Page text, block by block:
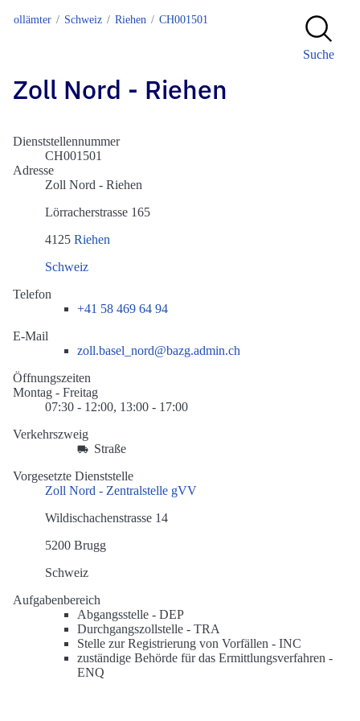
Zollämter Schweiz Riehen CH001501
Suche
Zoll Nord - Riehen
Dienststellennummer
CH001501
Adresse
Zoll Nord - Riehen
Lörracherstrasse 165
4125 Riehen
Schweiz
Telefon
+41 58 469 64 94
E-Mail
zoll.basel_nord@bazg.admin.ch
Öffnungszeiten
Montag - Freitag
07:30 - 12:00, 13:00 - 17:00
Verkehrszweig
Straße
Vorgesetzte Dienststelle
Zoll Nord - Zentralstelle gVV
Wildischachenstrasse 14
5200 Brugg
Schweiz
Aufgabenbereich
Abgangsstelle - DEP
Durchgangszollstelle - TRA
Stelle zur Registrierung von Vorfällen - INC
zuständige Behörde für das Ermittlungsverfahren -
ENQ